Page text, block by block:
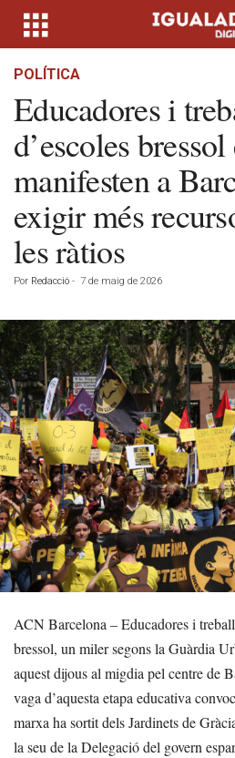
POLÍTICA
Educadores i
d’escoles bressol
manifesten a
exigir més
les ràtios
Por Redacció - 7 de maig de 2026
ACN Barcelona – Educadores i
bressol, un miler segons la Guàrdia
aquest dijous al migdia pel centre de
vaga d’aquesta etapa educativa
marxa ha sortit dels Jardinets de
la seu de la Delegació del govern